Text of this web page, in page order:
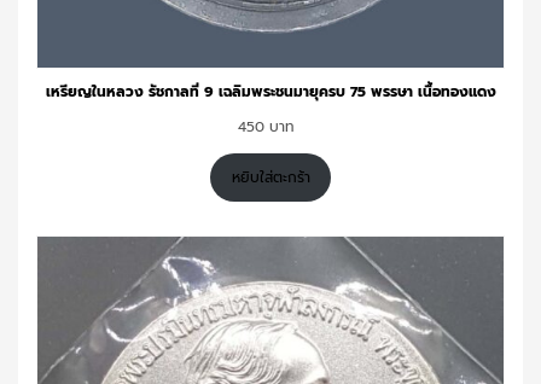
เหรียญในหลวง รัชกาลที่ 9 เฉลิมพระชนมายุครบ 75 พรรษา เนื้อทองแดง
450
หยิบใส่ตะกร้า